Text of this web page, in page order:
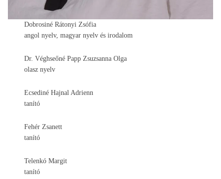
Dobrosiné Rátonyi Zsófia
angol nyelv, magyar nyelv és irodalom
Dr. Véghseőné Papp Zsuzsanna Olga
olasz nyelv
Ecsediné Hajnal Adrienn
tanító
Fehér Zsanett
tanító
Telenkó Margit
tanító